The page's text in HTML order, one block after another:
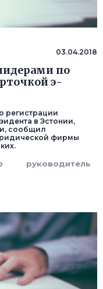
03.04.2018
по
э-
регистрации
в Эстонии,
сообщил
фирмы
руководитель